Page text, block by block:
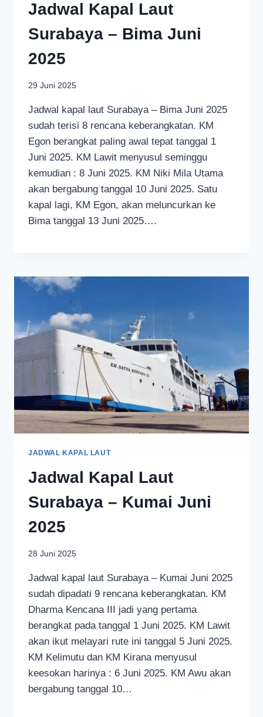
Jadwal Kapal Laut
Surabaya – Bima Juni
2025
29 Juni 2025
Jadwal kapal laut Surabaya – Bima Juni 2025
sudah terisi 8 rencana keberangkatan. KM
Egon berangkat paling awal tepat tanggal 1
Juni 2025. KM Lawit menyusul seminggu
kemudian : 8 Juni 2025. KM Niki Mila Utama
akan bergabung tanggal 10 Juni 2025. Satu
kapal lagi, KM Egon, akan meluncurkan ke
Bima tanggal 13 Juni 2025….
JADWAL KAPAL LAUT
Jadwal Kapal Laut
Surabaya – Kumai Juni
2025
28 Juni 2025
Jadwal kapal laut Surabaya – Kumai Juni 2025
sudah dipadati 9 rencana keberangkatan. KM
Dharma Kencana III jadi yang pertama
berangkat pada tanggal 1 Juni 2025. KM Lawit
akan ikut melayari rute ini tanggal 5 Juni 2025.
KM Kelimutu dan KM Kirana menyusul
keesokan harinya : 6 Juni 2025. KM Awu akan
bergabung tanggal 10…